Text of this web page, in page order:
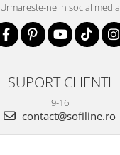
Urmareste-ne in social media
SUPORT CLIENTI
9-16
contact@sofiline.ro